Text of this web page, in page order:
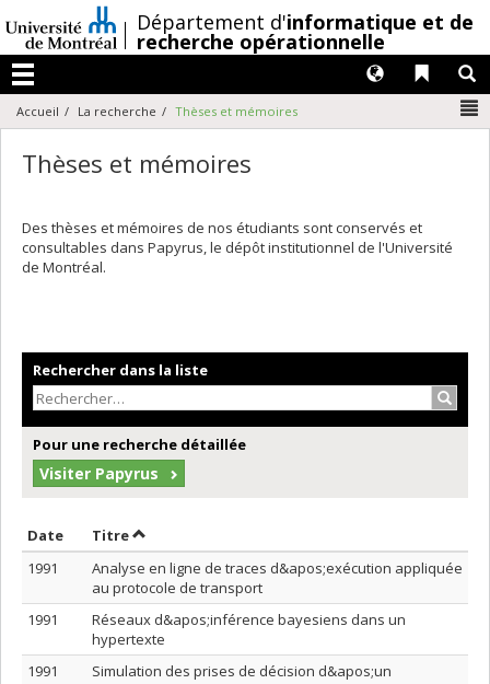
au
contenu
/Département d'informatique et de
recherche opérationnelle
Menu
Liens
Langues
Accueil La recherche Thèses et mémoires
Thèses et mémoires
Des thèses et mémoires de nos étudiants sont conservés et
consultables dans Papyrus, le dépôt institutionnel de l'Université
de Montréal.
Rechercher dans la liste
Pour une recherche détaillée
Visiter Papyrus
Date Trier par date en ordre décroissant
TitreTrier par titre en ordre décroissant
1991
Analyse en ligne de traces d&apos;exécution appliquée
au protocole de transport
1991
Réseaux d&apos;inférence bayesiens dans un
hypertexte
1991
Simulation des prises de décision d&apos;un